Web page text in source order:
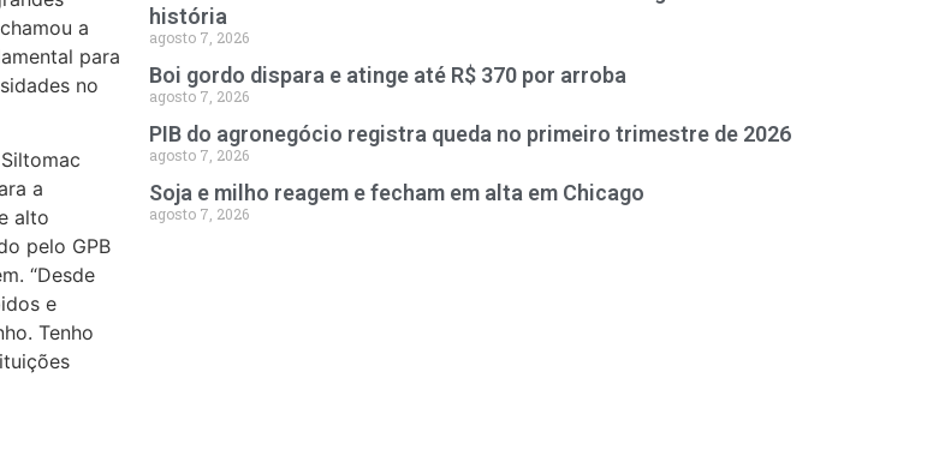
a
para
no
a
alto
pelo GPB
“Desde
e
Tenho
história
agosto 7, 2026
Boi gordo dispara e atinge até R$ 370 por arroba
agosto 7, 2026
PIB do agronegócio registra queda no primeiro trimestre de 2026
agosto 7, 2026
Soja e milho reagem e fecham em alta em Chicago
agosto 7, 2026